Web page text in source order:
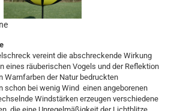
vereint die abschreckende Wirkung
eines räuberischen Vogels und der Reflektion
Warnfarben der Natur bedruckten
schon bei wenig Wind einen angeborenen
Windstärken erzeugen verschiedene